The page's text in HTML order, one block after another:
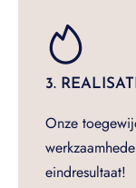
3.
Onze
eindresultaat!